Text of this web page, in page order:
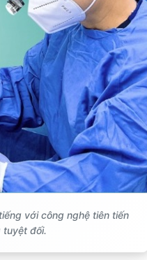
với công nghệ tiên tiến
tuyệt đối.